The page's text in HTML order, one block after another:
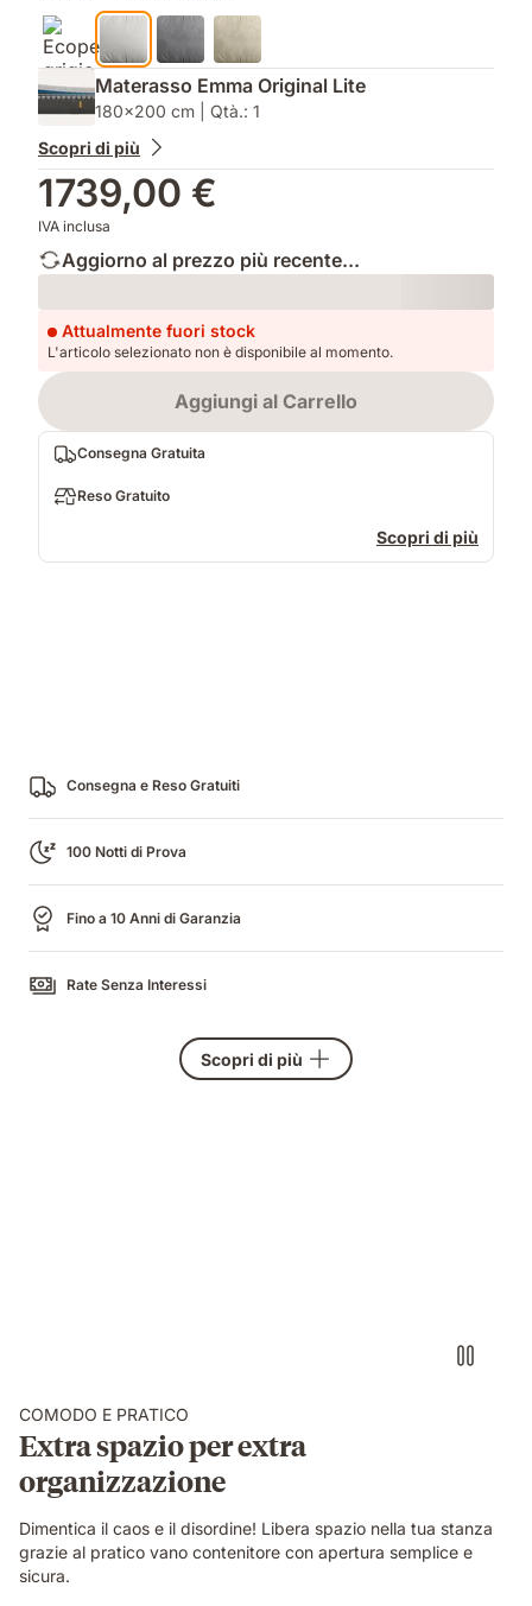
Materasso Emma Original Lite
180x200 cm | Qtà.: 1
Scopri di più
1739,00 €
IVA inclusa
Aggiorno al prezzo più recente...
Loading
Attualmente fuori stock
L'articolo selezionato non è disponibile al momento.
Aggiungi al Carrello
Consegna Gratuita
Reso Gratuito
Scopri di più
Consegna e Reso Gratuiti
100 Notti di Prova
Fino a 10 Anni di Garanzia
Rate Senza Interessi
Scopri di più
COMODO E PRATICO
Extra spazio per extra
organizzazione
Dimentica il caos e il disordine! Libera spazio nella tua stanza
grazie al pratico vano contenitore con apertura semplice e
sicura.